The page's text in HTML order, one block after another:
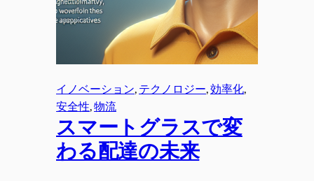
イノベーション, テクノロジー, 効率化
安全性, 物流
スマートグラスで変
わる配達の未来